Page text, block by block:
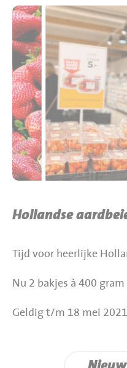
Werken bij Jumbo
Vacatures en
Werken en leren
Jumbo.com
BBQ gigant
Jumbo Huibers
Hollandse
Tijd voor heerlijke
Nu 2 bakjes à 400 gram
Geldig t/m 18 mei